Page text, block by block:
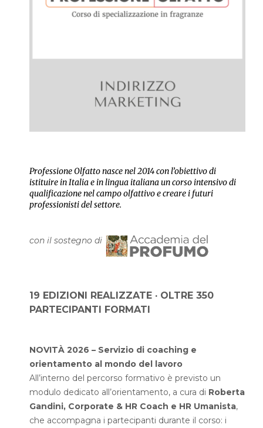
Professione Olfatto nasce nel 2014 con l’obiettivo di
istituire in Italia e in lingua italiana un corso intensivo di
qualificazione nel campo olfattivo e creare i futuri
professionisti del settore.
con il sostegno di
19 EDIZIONI REALIZZATE · OLTRE 350
PARTECIPANTI FORMATI
NOVITÀ 2026 – Servizio di coaching e
orientamento al mondo del lavoro
All’interno del percorso formativo è previsto un
modulo dedicato all’orientamento, a cura di Roberta
Gandini, Corporate & HR Coach e HR Umanista,
che accompagna i partecipanti durante il corso: i